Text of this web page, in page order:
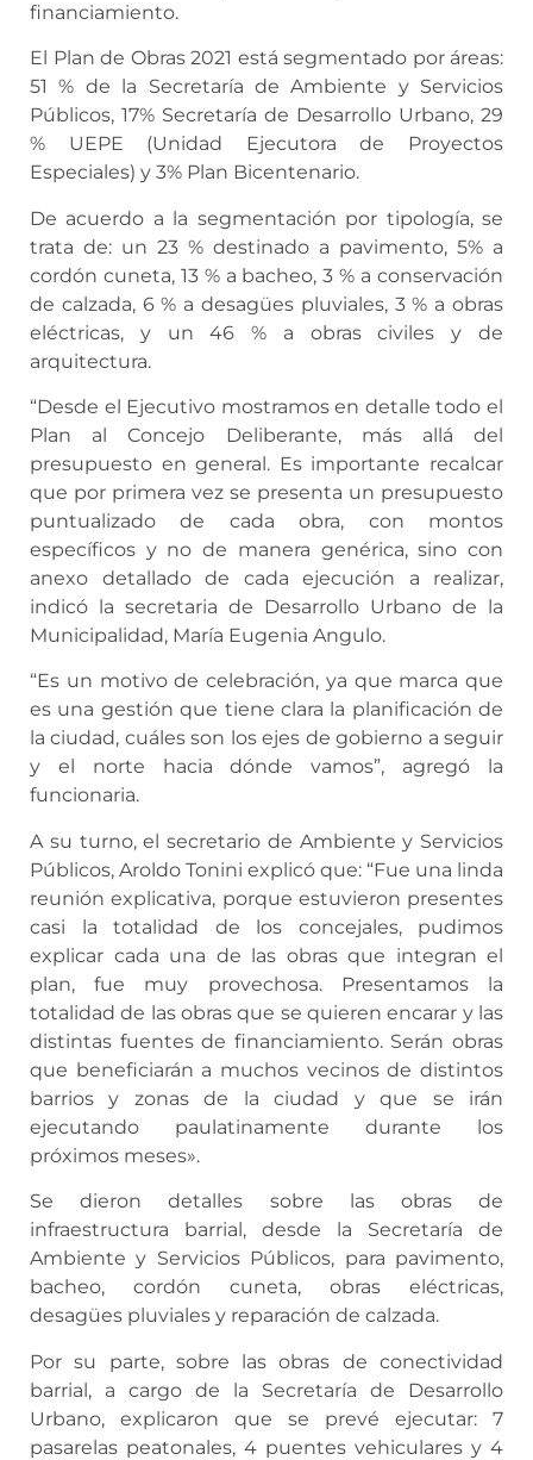
financiamiento.
El Plan de Obras 2021 está segmentado por áreas:
51 % de la Secretaría de Ambiente y Servicios
Públicos, 17% Secretaría de Desarrollo Urbano, 29
% UEPE (Unidad Ejecutora de Proyectos
Especiales) y 3% Plan Bicentenario.
De acuerdo a la segmentación por tipología, se
trata de: un 23 % destinado a pavimento, 5% a
cordón cuneta, 13 % a bacheo, 3 % a conservación
de calzada, 6 % a desagües pluviales, 3 % a obras
eléctricas, y un 46 % a obras civiles y de
arquitectura.
“Desde el Ejecutivo mostramos en detalle todo el
Plan al Concejo Deliberante, más allá del
presupuesto en general. Es importante recalcar
que por primera vez se presenta un presupuesto
puntualizado de cada obra, con montos
específicos y no de manera genérica, sino con
anexo detallado de cada ejecución a realizar,
indicó la secretaria de Desarrollo Urbano de la
Municipalidad, María Eugenia Angulo.
“Es un motivo de celebración, ya que marca que
es una gestión que tiene clara la planificación de
la ciudad, cuáles son los ejes de gobierno a seguir
y el norte hacia dónde vamos”, agregó la
funcionaria.
A su turno, el secretario de Ambiente y Servicios
Públicos, Aroldo Tonini explicó que: “Fue una linda
reunión explicativa, porque estuvieron presentes
casi la totalidad de los concejales, pudimos
explicar cada una de las obras que integran el
plan, fue muy provechosa. Presentamos la
totalidad de las obras que se quieren encarar y las
distintas fuentes de financiamiento. Serán obras
que beneficiarán a muchos vecinos de distintos
barrios y zonas de la ciudad y que se irán
ejecutando paulatinamente durante los
próximos meses».
Se dieron detalles sobre las obras de
infraestructura barrial, desde la Secretaría de
Ambiente y Servicios Públicos, para pavimento,
bacheo, cordón cuneta, obras eléctricas,
desagües pluviales y reparación de calzada.
Por su parte, sobre las obras de conectividad
barrial, a cargo de la Secretaría de Desarrollo
Urbano, explicaron que se prevé ejecutar: 7
pasarelas peatonales, 4 puentes vehiculares y 4